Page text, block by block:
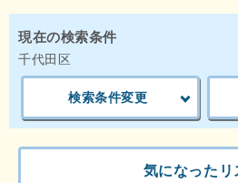
現在の検索条件
千代田区
検索条件変更
気になったリ